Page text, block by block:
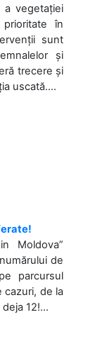
a vegetației
în
sunt
și
trecere și
uscată....
Moldova”
de
parcursul
cazuri, de la
12!...